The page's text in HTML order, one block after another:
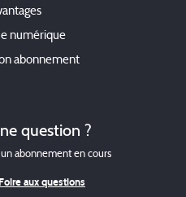
numérique
abonnement
question ?
abonnement en cours
Foire aux questions